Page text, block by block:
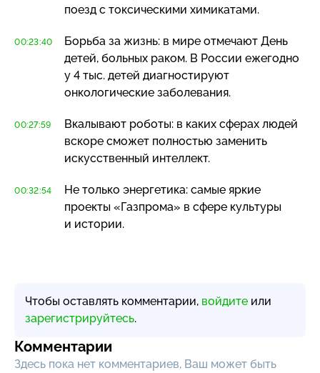
поезд с токсическими химикатами.
00:23:40
Борьба за жизнь: в мире отмечают День
детей, больных раком. В России ежегодно
у 4 тыс. детей диагностируют
онкологические заболевания.
00:27:59
Вкалывают роботы: в каких сферах людей
вскоре сможет полностью заменить
искусственный интеллект.
00:32:54
Не только энергетика: самые яркие
проекты «Газпрома» в сфере культуры
и истории.
Чтобы оставлять комментарии, войдите или
зарегистрируйтесь.
Комментарии
Здесь пока нет комментариев, Ваш может быть